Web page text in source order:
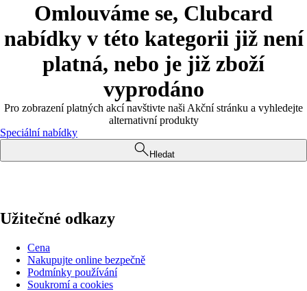
Omlouváme se, Clubcard
nabídky v této kategorii již není
platná, nebo je již zboží
vyprodáno
Pro zobrazení platných akcí navštivte naši Akční stránku a vyhledejte
alternativní produkty
Speciální nabídky
Hledat
Užitečné odkazy
Cena
Nakupujte online bezpečně
Podmínky používání
Soukromí a cookies